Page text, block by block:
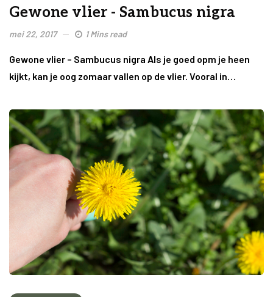
Gewone vlier - Sambucus nigra
mei 22, 2017 1 Mins read
Gewone vlier – Sambucus nigra Als je goed opm je heen
kijkt, kan je oog zomaar vallen op de vlier. Vooral in…